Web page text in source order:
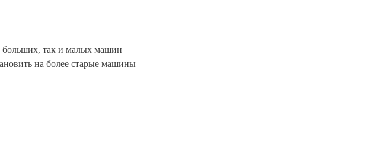
больших, так и малых машин
на более старые машины